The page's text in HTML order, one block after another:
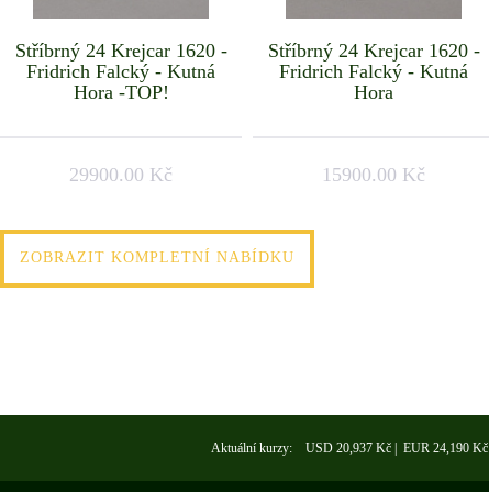
Stříbrný 24 Krejcar 1620 -
Fridrich Falcký - Kutná
Hora -TOP!
29900.00 Kč
Stříbrný 24 Krejcar 1620 -
Fridrich Falcký - Kutná
Hora
15900.00 Kč
ZOBRAZIT KOMPLETNÍ NABÍDKU
Aktuální kurzy: USD 20,937 Kč | EUR 24,190 Kč